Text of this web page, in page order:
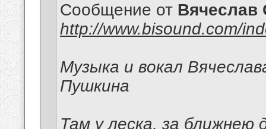
Сообщение от Вячеслав
http://www.bisound.com/
Музыка и вокал
Пушкина
Там у леска, за ближнею